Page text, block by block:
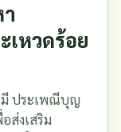
หวดร้อย
มี ประเพณีบุญ
ส่งเสริม